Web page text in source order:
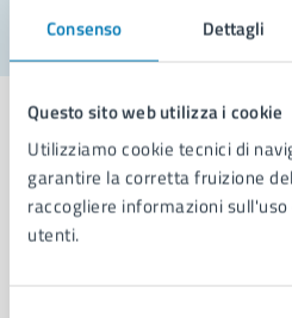
Consenso Dettagli
Questo sito web utilizza i cookie
Utilizziamo cookie tecnici di
garantire la corretta fruizione
raccogliere informazioni
utenti.
Comune di Napoli